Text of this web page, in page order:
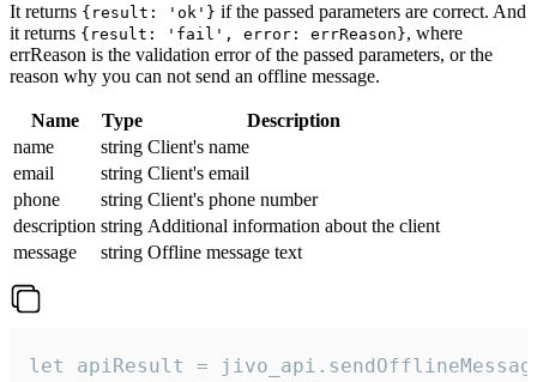
It returns {result: 'ok'} if the passed parameters are correct. And
it returns {result: 'fail', error: errReason}, where
errReason is the validation error of the passed parameters, or the
reason why you can not send an offline message.
Name Type
Description
name
string Client's name
email
string Client's email
phone
string Client's phone number
description string Additional information about the client
message
string Offline message text
let apiResult =